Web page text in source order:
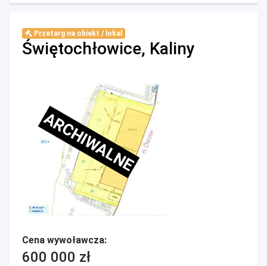
Przetarg na obiekt / lokal
Świętochłowice, Kaliny
ARCHIWALNE
Cena wywoławcza:
600 000 zł